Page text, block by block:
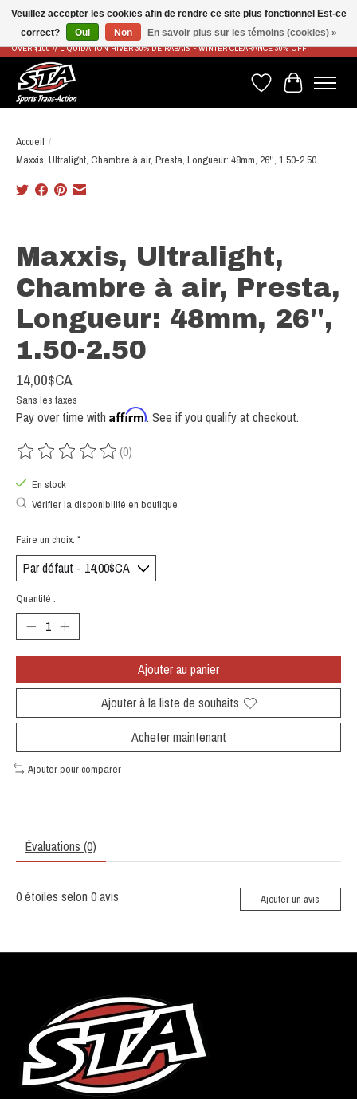
LIVRAISON RAPIDE ET GRATUITE À PARTIR DE 100$ - FAST & FREE SHIPPING ON ORDERS
OVER $100 // LIQUIDATION HIVER 30% DE RABAIS - WINTER CLEARANCE 30% OFF
Liste de souhaits
Panier
Accueil /
Maxxis, Ultralight, Chambre à air, Presta, Longueur: 48mm, 26'', 1.50-2.50
Maxxis, Ultralight,
Chambre à air, Presta,
Longueur: 48mm, 26'',
1.50-2.50
14,00$CA
Sans les taxes
Pay over time with Affirm. See if you qualify at checkout.
Ce produit est évalué à
(0)
En stock
Vérifier la disponibilité en boutique
Faire un choix: *
Quantité :
Ajouter au panier
Ajouter à la liste de souhaits
Acheter maintenant
Ajouter pour comparer
Évaluations (0)
0étoiles selon 0avis Ajouter un avis
Veuillez accepter les cookies afin de rendre ce site plus fonctionnel Est-ce
correct?
Oui Non En savoir plus sur les témoins (cookies) »